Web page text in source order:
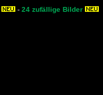
- 24 zufällige Bilder